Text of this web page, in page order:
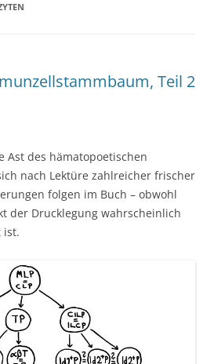
Teil 2
Ast des hämatopoetischen
nach Lektüre zahlreicher frischer
folgen im Buch – obwohl
der Drucklegung wahrscheinlich
ist.